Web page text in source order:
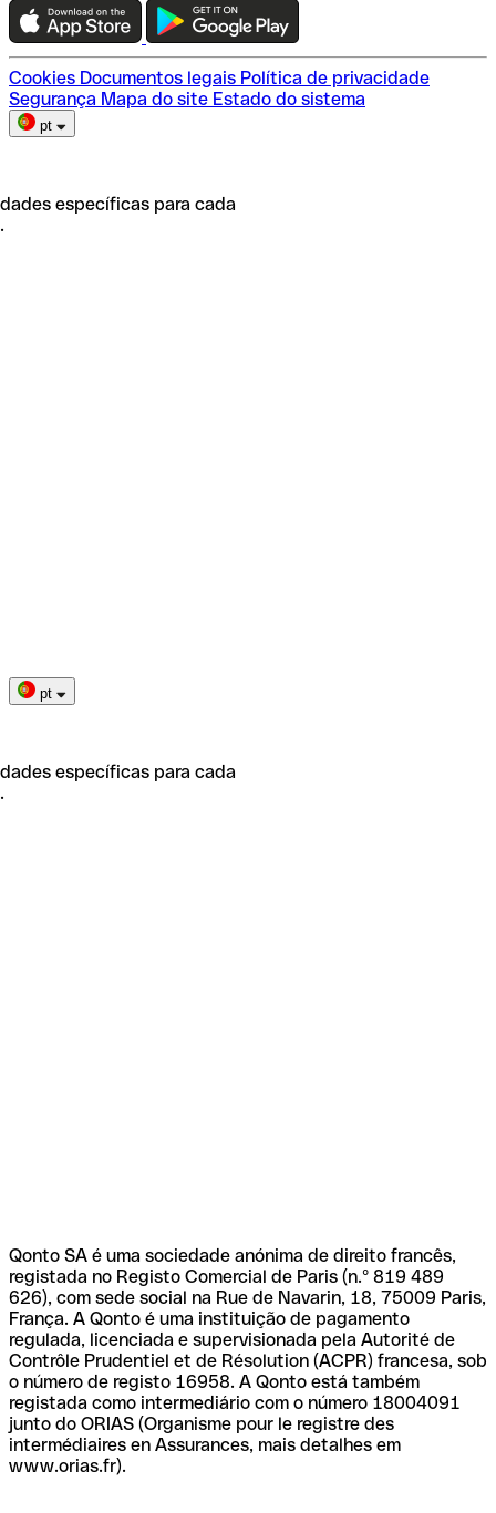
Escolha do plano
Cookies Documentos legais Política de privacidade
Segurança Mapa do site Estado do sistema
pt
específicas para cada
pt
específicas para cada
Qonto SA é uma sociedade anónima de direito francês,
registada no Registo Comercial de Paris (n.º 819 489
626), com sede social na Rue de Navarin, 18, 75009 Paris,
França. A Qonto é uma instituição de pagamento
regulada, licenciada e supervisionada pela Autorité de
Contrôle Prudentiel et de Résolution (ACPR) francesa, sob
o número de registo 16958. A Qonto está também
registada como intermediário com o número 18004091
junto do ORIAS (Organisme pour le registre des
intermédiaires en Assurances, mais detalhes em
www.orias.fr).